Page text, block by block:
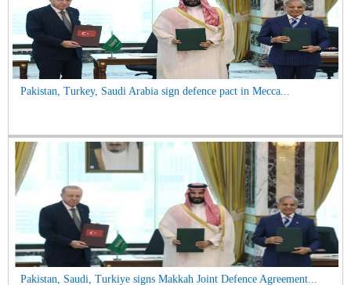
Pakistan, Turkey, Saudi Arabia sign defence pact in Mecca...
Pakistan, Saudi, Turkiye signs Makkah Joint Defence Agreement...